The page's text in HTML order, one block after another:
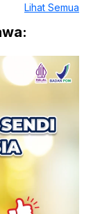
Lihat Semua